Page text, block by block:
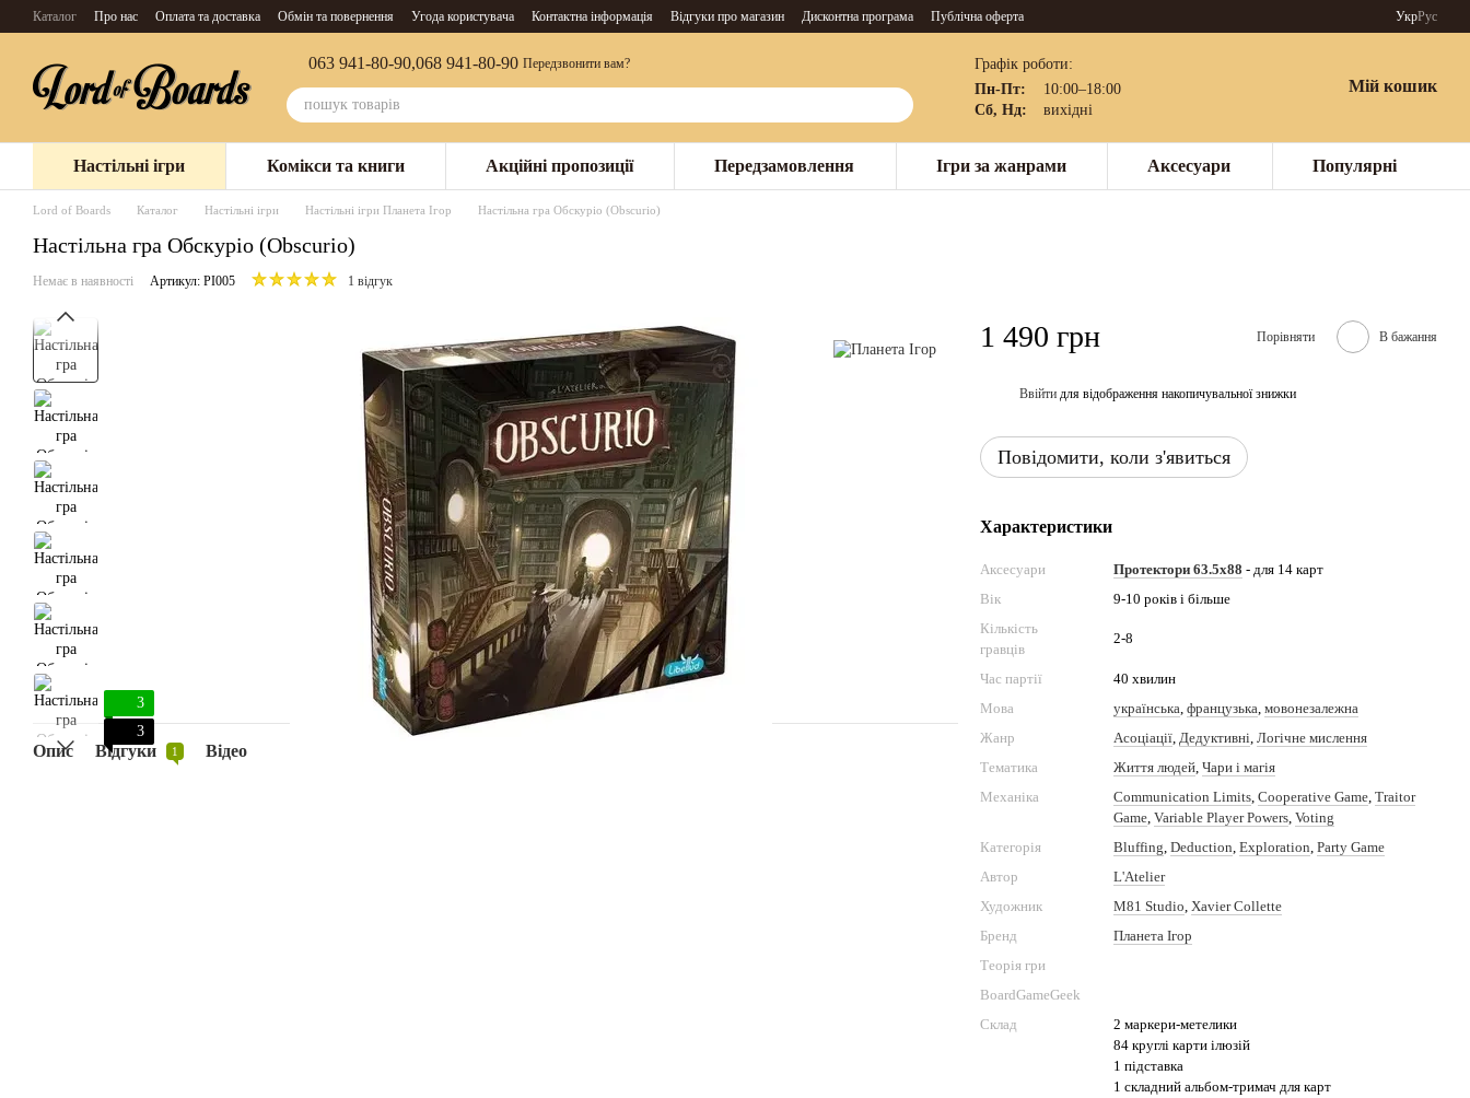
Перейти до основного контенту
Каталог Про нас Оплата та доставка Обмін та повернення Угода користувача Контактна інформація Відгуки про магазин Дисконтна програма Публічна оферта УкрРус
063 941-80-90,068 941-80-90 Передзвонити вам?
Графік роботи:
Пн-Пт:
10:00–18:00
Сб, Нд:
вихідні
Мій кошик
Настільні ігри Комікси та книги Акційні пропозиції Передзамовлення Ігри за жанрами Аксесуари Популярні
Lord of Boards Каталог Настільні ігри Настільні ігри Планета Ігор Настільна гра Обскуріо (Obscurio)
Настільна гра Обскуріо (Obscurio)
Немає в наявності Артикул: PI005 1 відгук
3
3
Опис Відгуки 1 Відео
1 490 грн Порівняти В бажання
Ввійти для відображення накопичувальної знижки
Повідомити, коли з'явиться
Характеристики
Аксесуари Протектори 63.5x88 - для 14 карт
Вік
9-10 років і більше
Кількість
гравців
2-8
Час партії
40 хвилин
Мова
українська, французька, мовонезалежна
Жанр
Асоціації, Дедуктивні, Логічне мислення
Тематика
Життя людей, Чари і магія
Механіка
Communication Limits, Cooperative Game, Traitor
Game, Variable Player Powers, Voting
Категорія
Bluffing, Deduction, Exploration, Party Game
Автор
L'Atelier
Художник
M81 Studio, Xavier Collette
Бренд
Планета Ігор
Теорія гри
BoardGameGeek
Склад
2 маркери-метелики
84 круглі карти ілюзій
1 підставка
1 складний альбом-тримач для карт